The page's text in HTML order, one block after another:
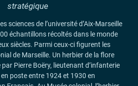
stratégique
sciences de l’université d’Aix-Marseille
échantillons récoltés dans le monde
siècles. Parmi ceux-ci figurent les
de Marseille. Un herbier de la flore
Pierre Boëry, lieutenant d’infanterie
poste entre 1924 et 1930 en